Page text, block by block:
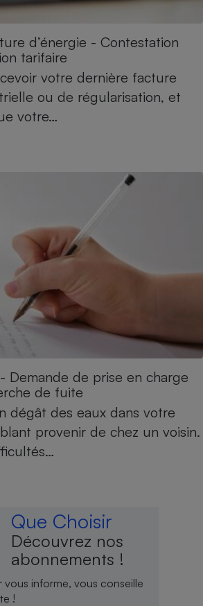
d’énergie - Contestation
tarifaire
votre dernière facture
ou de régularisation, et
votre…
Demande de prise en charge
de fuite
dégât des eaux dans votre
provenir de chez un voisin.
Que Choisir
Découvrez nos
abonnements !
vous informe, vous conseille
!